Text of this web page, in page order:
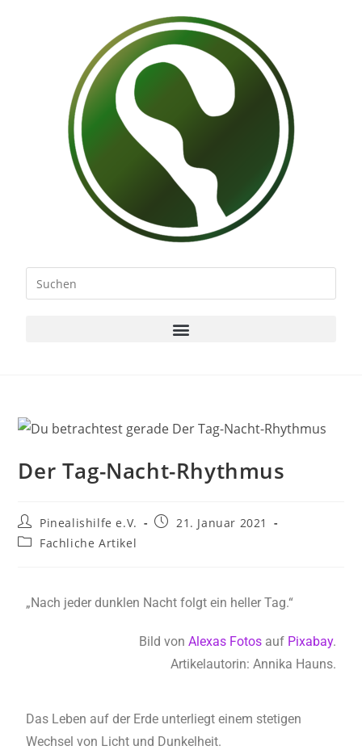
Der Tag-Nacht-Rhythmus
Pinealishilfe e.V.
21. Januar 2021
Fachliche Artikel
„Nach jeder dunklen Nacht folgt ein heller Tag.“
Bild von Alexas Fotosauf Pixabay.
Artikelautorin: Annika Hauns.
Das Leben auf der Erde unterliegt einem stetigen
Wechsel von Licht und Dunkelheit.